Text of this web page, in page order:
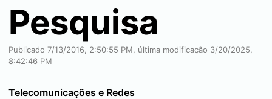
Pesquisa
Publicado 7/13/2016, 2:50:55 PM, última modificação 3/20/2025,
8:42:46 PM
Telecomunicações e Redes